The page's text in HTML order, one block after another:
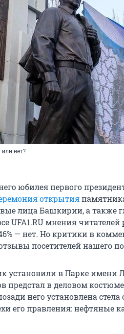
нет?
юбилея первого
открытия
лица Башкирии, а также
UFA1.RU мнения читателей
— нет. Но критики в
посетителей нашего
установили в Парке имени
предстал в деловом
него установлена
его правления: нефтяные